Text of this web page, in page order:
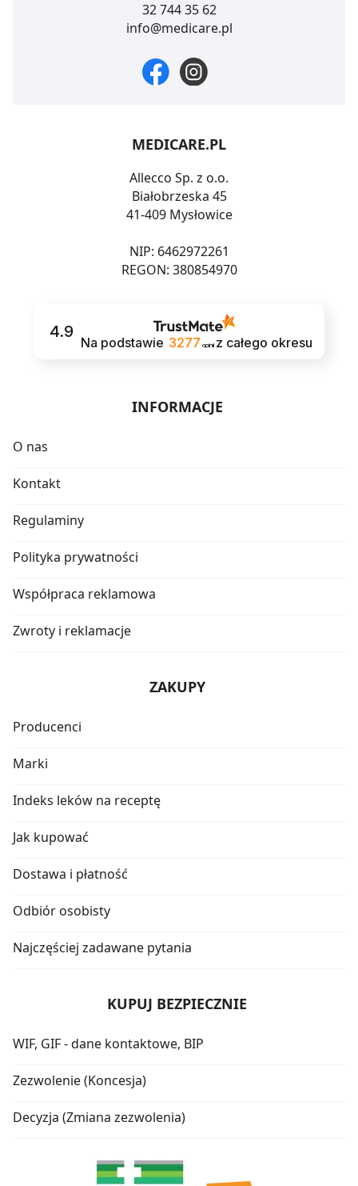
32 744 35 62
info@medicare.pl
MEDICARE.PL
Allecco Sp. z o.o.
Białobrzeska 45
41-409 Mysłowice
NIP: 6462972261
REGON: 380854970
4.9
Na podstawie 3277 opinii z całego okresu
INFORMACJE
O nas
Kontakt
Regulaminy
Polityka prywatności
Współpraca reklamowa
Zwroty i reklamacje
ZAKUPY
Producenci
Marki
Indeks leków na receptę
Jak kupować
Dostawa i płatność
Odbiór osobisty
Najczęściej zadawane pytania
KUPUJ BEZPIECZNIE
WIF, GIF - dane kontaktowe, BIP
Zezwolenie (Koncesja)
Decyzja (Zmiana zezwolenia)